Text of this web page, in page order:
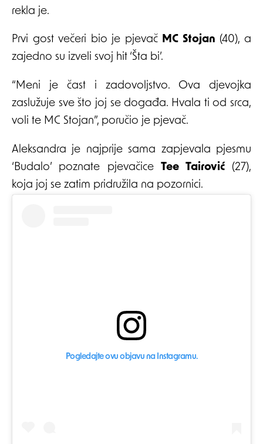
rekla je.
Prvi gost večeri bio je pjevač MC Stojan (40), a
zajedno su izveli svoj hit ‘Šta bi’.
“Meni je čast i zadovoljstvo. Ova djevojka
zaslužuje sve što joj se događa. Hvala ti od srca,
voli te MC Stojan”, poručio je pjevač.
Aleksandra je najprije sama zapjevala pjesmu
‘Budalo’ poznate pjevačice
Tee Tairović(27),
koja joj se zatim pridružila na pozornici.
Pogledajte ovu objavu na Instagramu.